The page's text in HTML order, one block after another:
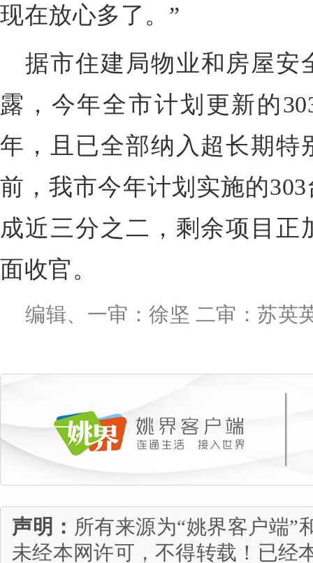
现在放心多了。”
据市住建局物业和房屋安
露，今年全市计划更新的
年，且已全部纳入超长期特
前，我市今年计划实施的
成近三分之二，剩余项目
面收官。
编辑、一审：徐坚 二审：苏英
声明： 所有来源为“姚界客户端”
未经本网许可，不得转载！已经